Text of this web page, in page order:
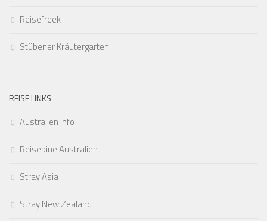
Reisefreek
Stübener Kräutergarten
REISE LINKS
Australien Info
Reisebine Australien
Stray Asia
Stray New Zealand